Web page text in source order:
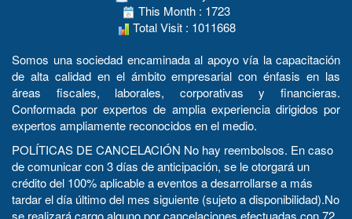
This Month : 1723
Total Visit : 1011668
Somos una sociedad encaminada al apoyo vía la capacitación
de alta calidad en el ámbito empresarial con énfasis en las
áreas fiscales, laborales, corporativas y financieras.
Conformada por expertos de amplia experiencia dirigidos por
expertos ampliamente reconocidos en el medio.
POLÍTICAS DE CANCELACIÓN No hay reembolsos. En caso
de comunicar con 3 días de anticipación, se le otorgará un
crédito del 100% aplicable a eventos a desarrollarse a más
tardar el día último del mes siguiente (sujeto a disponibilidad).No
se realizará cargo alguno por cancelaciones efectuadas con 72